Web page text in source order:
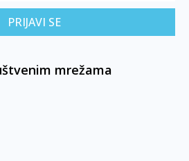
PRIJAVI SE
mrežama